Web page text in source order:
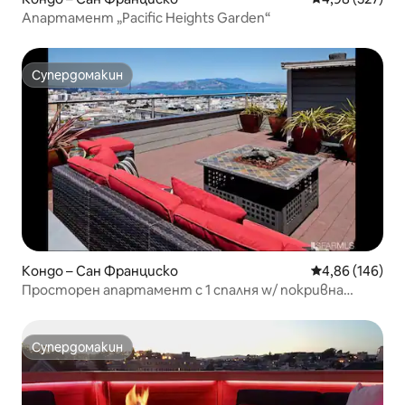
Апартамент „Pacific Heights Garden“
Супердомакин
Супердомакин
Кондо – Сан Франциско Средна
4,86 (146)
Просторен апартамент с 1 спалня w/ покривна
Супердомакин
Супердомакин